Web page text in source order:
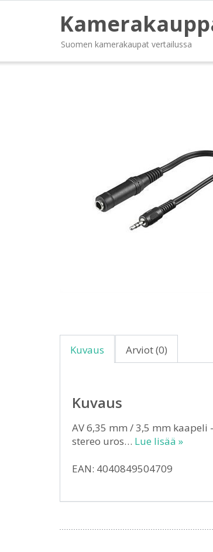
Suomen kamerakaupat vertailussa
Kuvaus Arviot (0)
Kuvaus
AV 6,35 mm / 3,5 mm kaapeli
stereo uros… Lue lisää »
EAN: 4040849504709